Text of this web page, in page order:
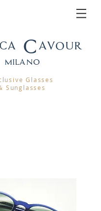
Cavour
milano
Glasses
Sunglasses